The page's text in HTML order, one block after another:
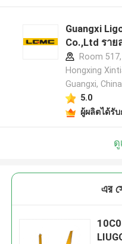
Guangxi
Co.,Ltd ราย
Room
Hongxing
Guangxi,
5.0
ผู้ผลิตได้รั
ดู
এর